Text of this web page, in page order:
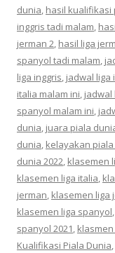
dunia, hasil kualifikasi
inggris tadi malam,
jerman 2, hasil liga
spanyol tadi malam,
liga inggris, jadwal liga
italia malam ini, jadwal
spanyol malam ini,
dunia, juara piala
dunia, kelayakan
dunia 2022, klasemen
klasemen liga italia,
jerman, klasemen liga
klasemen liga spanyol,
spanyol 2021, klasmen
Kualifikasi Piala Dunia,